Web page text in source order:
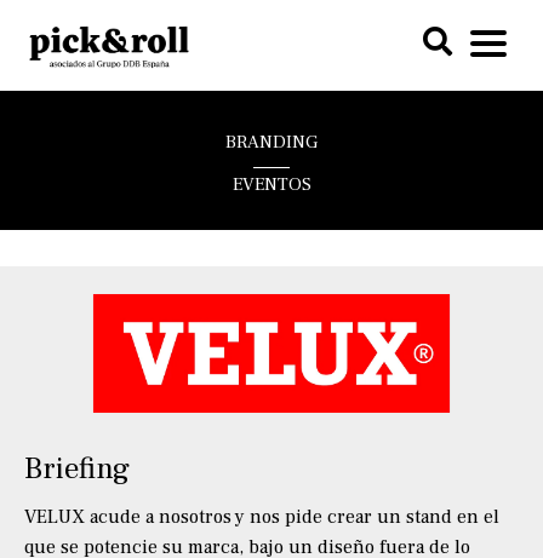
BRANDING
EVENTOS
Briefing
VELUX acude a nosotros y nos pide crear un stand en el
que se potencie su marca, bajo un diseño fuera de lo